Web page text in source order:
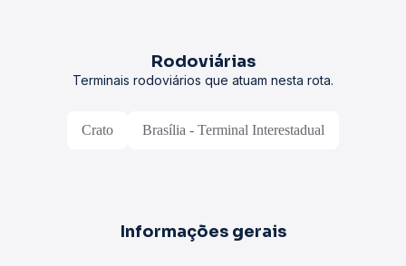
Rodoviárias
Terminais rodoviários que atuam nesta rota.
Crato Brasília - Terminal Interestadual
Informações gerais